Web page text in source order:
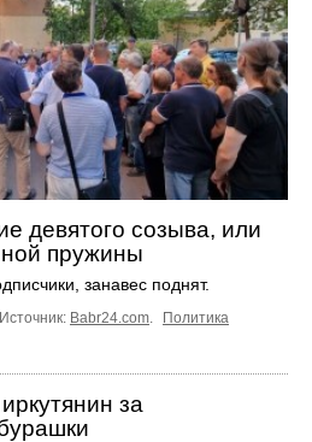
девятого созыва, или
пружины
занавес поднят.
Источник: Babr24.com.
Политика
за